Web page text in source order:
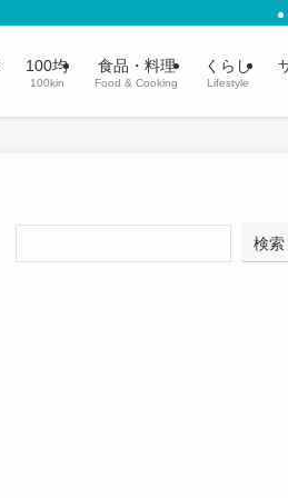
100均
100kin
食品・料理
Food & Cooking
くらし
Lifestyle
検索